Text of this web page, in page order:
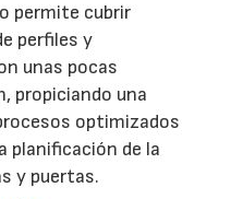
permite cubrir
perfiles y
unas pocas
propiciando una
optimizados
planificación de la
y puertas.